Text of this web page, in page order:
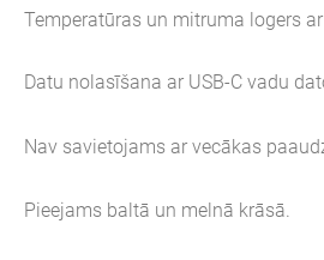
Temperatūras un mitruma logers
Datu nolasīšana ar USB-C vadu
Nav savietojams ar vecākas
Pieejams baltā un melnā krāsā.